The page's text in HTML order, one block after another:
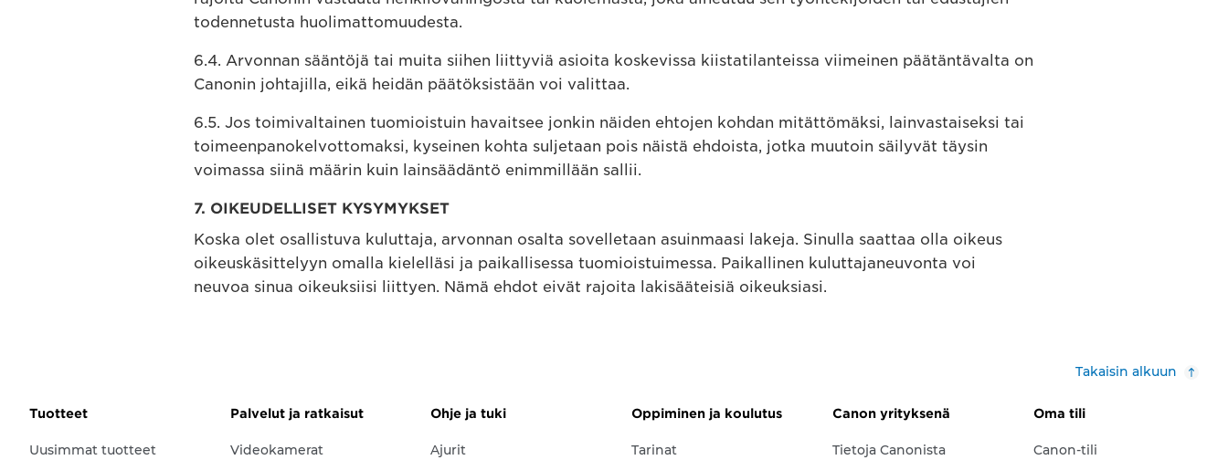
todennetusta huolimattomuudesta.
6.4. Arvonnan sääntöjä tai muita siihen liittyviä asioita koskevissa kiistatilanteissa viimeinen päätäntävalta on
Canonin johtajilla, eikä heidän päätöksistään voi valittaa.
6.5. Jos toimivaltainen tuomioistuin havaitsee jonkin näiden ehtojen kohdan mitättömäksi, lainvastaiseksi tai
toimeenpanokelvottomaksi, kyseinen kohta suljetaan pois näistä ehdoista, jotka muutoin säilyvät täysin
voimassa siinä määrin kuin lainsäädäntö enimmillään sallii.
7. OIKEUDELLISET KYSYMYKSET
Koska olet osallistuva kuluttaja, arvonnan osalta sovelletaan asuinmaasi lakeja. Sinulla saattaa olla oikeus
oikeuskäsittelyyn omalla kielelläsi ja paikallisessa tuomioistuimessa. Paikallinen kuluttajaneuvonta voi
neuvoa sinua oikeuksiisi liittyen. Nämä ehdot eivät rajoita lakisääteisiä oikeuksiasi.
Takaisin alkuun
Tuotteet
Uusimmat tuotteet
Palvelut ja ratkaisut
Videokamerat
Ohje ja tuki
Ajurit
Oppiminen ja koulutus
Tarinat
Canon yrityksenä
Tietoja Canonista
Oma tili
Canon-tili